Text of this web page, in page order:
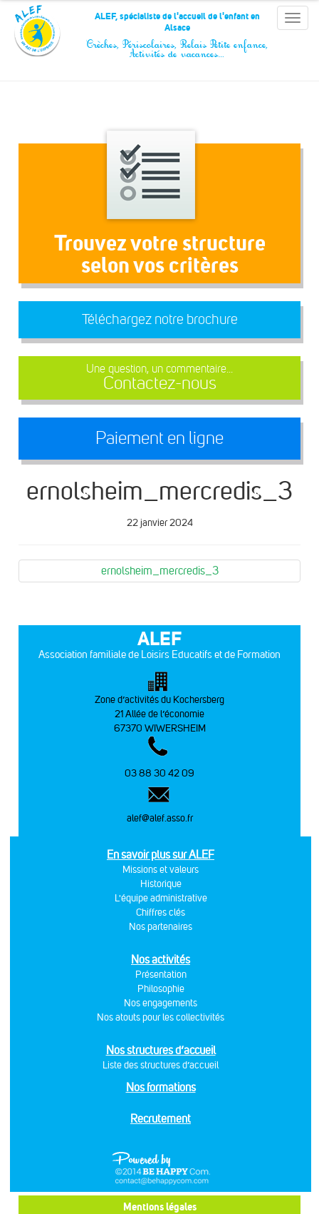
Panneau de gestion des cookies
Toggle
ALEF, spécialiste de l'accueil de l'enfant en
Alsace
Crèches, Périscolaires, Relais Petite enfance,
Activités de vacances…
Trouvez votre structure
selon vos critères
Téléchargez notre brochure
Une question, un commentaire...
Contactez-nous
Paiement en ligne
ernolsheim_mercredis_3
22 janvier 2024
ernolsheim_mercredis_3
ALEF
Association familiale de Loisirs Educatifs et de Formation
Zone d’activités du Kochersberg
21 Allée de l’économie
67370 WIWERSHEIM
03 88 30 42 09
alef@alef.asso.fr
En savoir plus sur ALEF
Missions et valeurs
Historique
L'équipe administrative
Chiffres clés
Nos partenaires
Nos activités
Présentation
Philosophie
Nos engagements
Nos atouts pour les collectivités
Nos structures d’accueil
Liste des structures d’accueil
Nos formations
Recrutement
Mentions légales